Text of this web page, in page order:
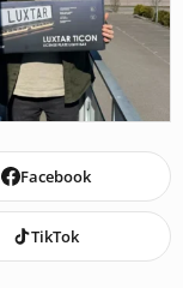
Facebook
TikTok